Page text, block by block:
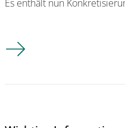
Es enthält nun
Aktualisiertes Merkblatt